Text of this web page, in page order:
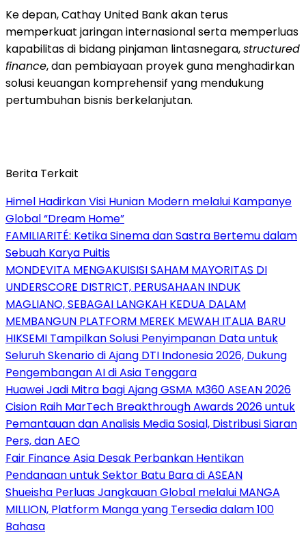
Ke depan, Cathay United Bank akan terus
memperkuat jaringan internasional serta memperluas
kapabilitas di bidang pinjaman lintasnegara,structured
finance, dan pembiayaan proyek guna menghadirkan
solusi keuangan komprehensif yang mendukung
pertumbuhan bisnis berkelanjutan.
Berita Terkait
Himel Hadirkan Visi Hunian Modern melalui Kampanye
Global “Dream Home”
FAMILIARITÉ: Ketika Sinema dan Sastra Bertemu dalam
Sebuah Karya Puitis
MONDEVITA MENGAKUISISI SAHAM MAYORITAS DI
UNDERSCORE DISTRICT, PERUSAHAAN INDUK
MAGLIANO, SEBAGAI LANGKAH KEDUA DALAM
MEMBANGUN PLATFORM MEREK MEWAH ITALIA BARU
HIKSEMI Tampilkan Solusi Penyimpanan Data untuk
Seluruh Skenario di Ajang DTI Indonesia 2026, Dukung
Pengembangan AI di Asia Tenggara
Huawei Jadi Mitra bagi Ajang GSMA M360 ASEAN 2026
Cision Raih MarTech Breakthrough Awards 2026 untuk
Pemantauan dan Analisis Media Sosial, Distribusi Siaran
Pers, dan AEO
Fair Finance Asia Desak Perbankan Hentikan
Pendanaan untuk Sektor Batu Bara di ASEAN
Shueisha Perluas Jangkauan Global melalui MANGA
MILLION, Platform Manga yang Tersedia dalam 100
Bahasa